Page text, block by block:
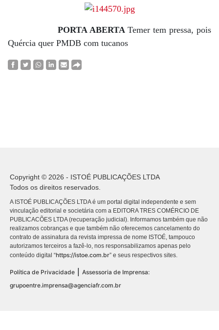
PORTA ABERTA Temer tem pressa, pois
Quércia quer PMDB com tucanos
Copyright © 2026 - ISTOÉ PUBLICAÇÕES LTDA
Todos os direitos reservados.
A ISTOÉ PUBLICAÇÕES LTDA é um portal digital independente e sem
vinculação editorial e societária com a EDITORA TRES COMÉRCIO DE
PUBLICACÕES LTDA (recuperação judicial). Informamos também que não
realizamos cobranças e que também não oferecemos cancelamento do
contrato de assinatura da revista impressa de nome ISTOÉ, tampouco
autorizamos terceiros a fazê-lo, nos responsabilizamos apenas pelo
conteúdo digital “https://istoe.com.br” e seus respectivos sites.
Política de Privacidade | Assessoria de Imprensa:
grupoentre.imprensa@agenciafr.com.br